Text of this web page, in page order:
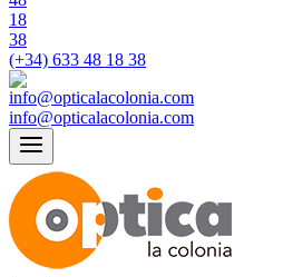
(+34) 633 48 18 38
info@opticalacolonia.com